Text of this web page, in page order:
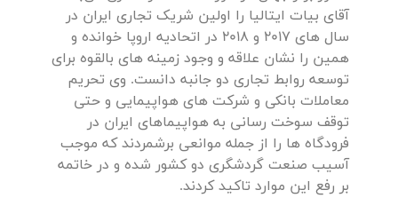
آقای بیات ایتالیا را اولین شریک تجاری ایران در
سال های 2017 و 2018 در اتحادیه اروپا خوانده و
همین را نشان علاقه و وجود زمینه های بالقوه برای
توسعه روابط تجاری دو جانبه دانست. وی تحریم
معاملات بانکی و شرکت های هواپیمایی و حتی
توقف سوخت رسانی به هواپیماهای ایران در
فرودگاه ها را از جمله موانعی برشمردند که موجب
آسیب صنعت گردشگری دو کشور شده و در خاتمه
بر رفع این موارد تاکید کردند.